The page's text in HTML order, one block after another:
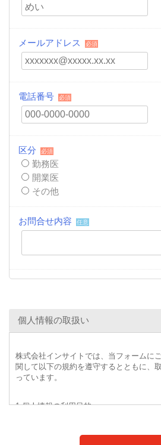
メールアドレス 必須
電話番号 必須
区分 必須
勤務医
開業医
その他
お問合せ内容 任意
個人情報の取扱い
株式会社インサイトでは、当フォームに
関して以下の規約を遵守するとともに、
っています。
1.個人情報の利用目的